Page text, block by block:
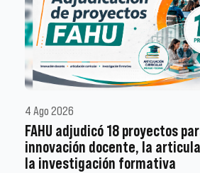
4 Ago 2026
FAHU adjudicó 18 proyectos
innovación docente, la
la investigación formativa